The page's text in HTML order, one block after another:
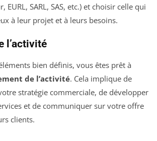
EURL, SARL, SAS, etc.) et choisir celle qui
à leur projet et à leurs besoins.
l’activité
bien définis, vous êtes prêt à
de l’activité. Cela implique de
stratégie commerciale, de développer
et de communiquer sur votre offre
clients.